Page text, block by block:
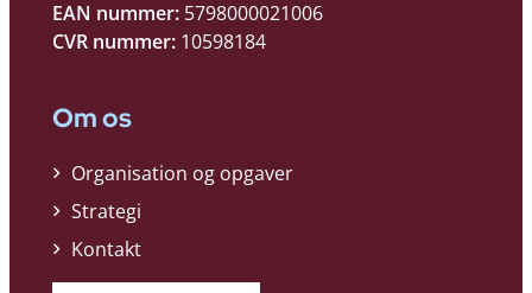
EAN nummer: 5798000021006
CVR nummer: 10598184
Om os
Organisation og opgaver
Strategi
Kontakt